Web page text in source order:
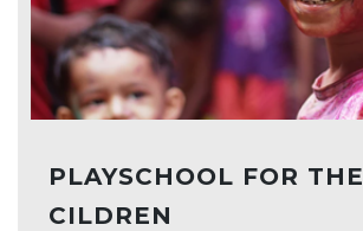
PLAYSCHOOL FOR THE
CILDREN